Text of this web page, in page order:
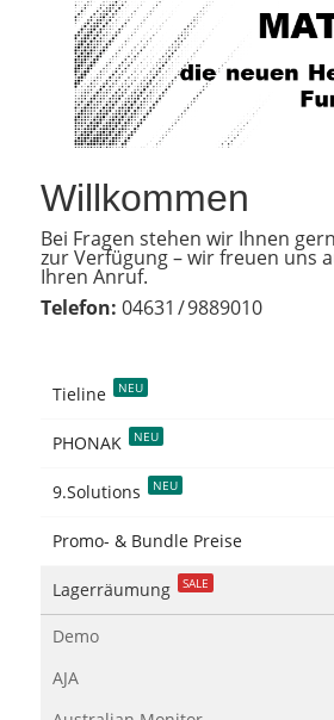
Willkommen
Bei Fragen stehen wir Ihnen
zur Verfügung – wir freuen uns
Ihren Anruf.
Telefon: 04631 / 9889010
Tieline NEU
PHONAK NEU
9.Solutions NEU
Promo- & Bundle Preise
Lagerräumung SALE
Demo
AJA